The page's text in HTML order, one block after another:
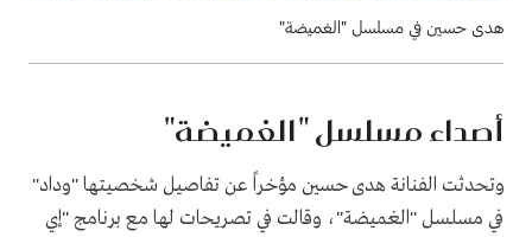
هدى حسين في مسلسل "الغميضة"
أصداء مسلسل "الغميضة"
وتحدثت الفنانة هدى حسين مؤخراً عن تفاصيل شخصيتها "وداد"
في مسلسل "الغميضة"، وقالت في تصريحات لها مع برنامج "إي